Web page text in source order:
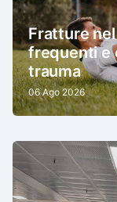
Fratture
frequenti e
trauma
06 Ago 2026